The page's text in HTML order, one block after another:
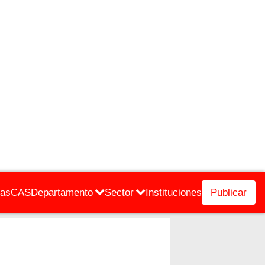
CASDepartamento Sector Instituciones Publicar